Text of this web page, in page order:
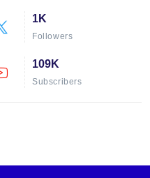
1K
Followers
109K
Subscribers